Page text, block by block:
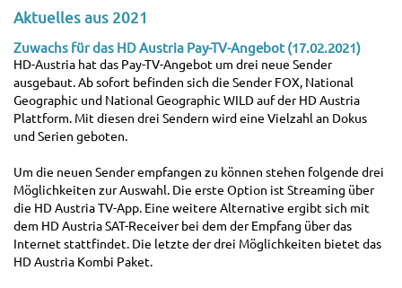
Aktuelles aus 2021
Zuwachs für das HD Austria Pay-TV-Angebot (17.02.2021)
HD-Austria hat das Pay-TV-Angebot um drei neue Sender
ausgebaut. Ab sofort befinden sich die Sender FOX, National
Geographic und National Geographic WILD auf der HD Austria
Plattform. Mit diesen drei Sendern wird eine Vielzahl an Dokus
und Serien geboten.
Um die neuen Sender empfangen zu können stehen folgende drei
Möglichkeiten zur Auswahl. Die erste Option ist Streaming über
die HD Austria TV-App. Eine weitere Alternative ergibt sich mit
dem HD Austria SAT-Receiver bei dem der Empfang über das
Internet stattfindet. Die letzte der drei Möglichkeiten bietet das
HD Austria Kombi Paket.